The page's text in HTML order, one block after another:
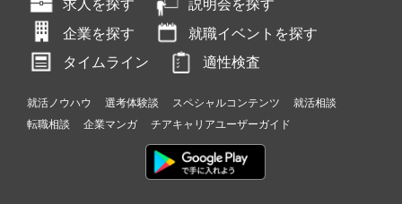
求人を探す
説明会を探す
企業を探す
就職イベントを探す
タイムライン
適性検査
就活ノウハウ 選考体験談 スペシャルコンテンツ
就活相談
転職相談
企業マンガ チアキャリアユーザーガイド